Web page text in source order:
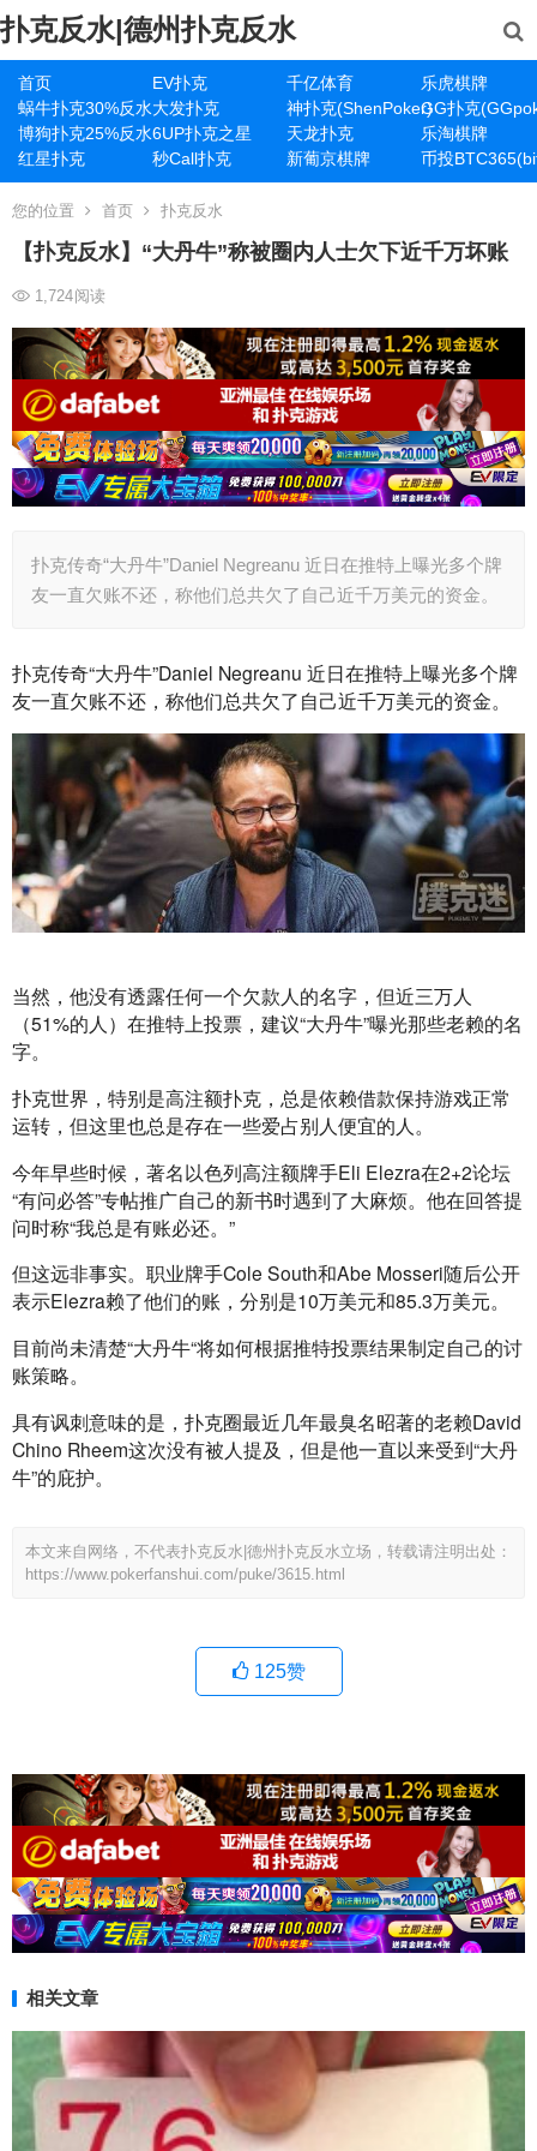
扑克反水|德州扑克反水
首页 EV扑克 千亿体育
乐虎棋牌
蜗牛扑克30%反水大发扑克 神扑克(ShenPoker)GG扑克
博狗扑克25%反水6UP扑克之星 天龙扑克
乐淘棋牌
红星扑克
秒Call扑克 新葡京棋牌 币投
您的位置 首页 扑克反水
【扑克反水】“大丹牛”称被圈内人士欠下近千万坏账
1,724阅读
扑克传奇“大丹牛”Daniel Negreanu 近日在推特上曝光多个牌
友一直欠账不还，称他们总共欠了自己近千万美元的资金。
扑克传奇“大丹牛”Daniel Negreanu 近日在推特上曝光多个牌
友一直欠账不还，称他们总共欠了自己近千万美元的资金。
当然，他没有透露任何一个欠款人的名字，但近三万人
（51%的人）在推特上投票，建议“大丹牛”曝光那些老赖的名
字。
扑克世界，特别是高注额扑克，总是依赖借款保持游戏正常
运转，但这里也总是存在一些爱占别人便宜的人。
今年早些时候，著名以色列高注额牌手Eli Elezra在2+2论坛
“有问必答”专帖推广自己的新书时遇到了大麻烦。他在回答提
问时称“我总是有账必还。”
但这远非事实。职业牌手Cole South和Abe Mosseri随后公开
表示Elezra赖了他们的账，分别是10万美元和85.3万美元。
目前尚未清楚“大丹牛“将如何根据推特投票结果制定自己的讨
账策略。
具有讽刺意味的是，扑克圈最近几年最臭名昭著的老赖David
Chino Rheem这次没有被人提及，但是他一直以来受到“大丹
牛”的庇护。
本文来自网络，不代表扑克反水|德州扑克反水立场，转载请注明出处：
https://www.pokerfanshui.com/puke/3615.html
125赞
相关文章